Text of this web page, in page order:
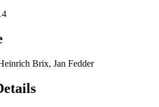
Brix, Jan Fedder